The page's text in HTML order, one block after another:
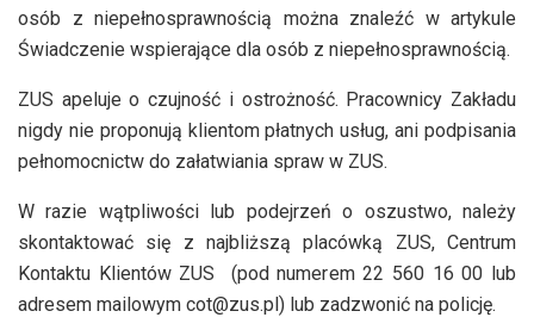
osób z niepełnosprawnością można znaleźć w artykule
Świadczenie wspierające dla osób z niepełnosprawnością.
ZUS apeluje o czujność i ostrożność. Pracownicy Zakładu
nigdy nie proponują klientom płatnych usług, ani podpisania
pełnomocnictw do załatwiania spraw w ZUS.
W razie wątpliwości lub podejrzeń o oszustwo, należy
skontaktować się z najbliższą placówką ZUS, Centrum
Kontaktu Klientów ZUS (pod numerem 22 560 16 00 lub
adresem mailowym cot@zus.pl) lub zadzwonić na policję.